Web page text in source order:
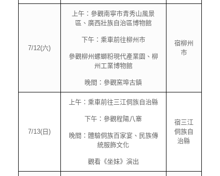
7/12(六)
上午：參觀南寧市青秀山風景
區、廣西壯族自治區博物館
下午：乘車前往柳州市
參觀柳州螺螄粉現代產業園、柳
州工業博物館
晚間：參觀窯埠古鎮
宿柳州
市
7/13(日)
上午：乘車前往三江侗族自治縣
下午：參觀程陽八寨
晚間：體驗侗族百家宴、民族傳
統服飾文化
觀看《坐妹》演出
宿三江
侗族自
治縣